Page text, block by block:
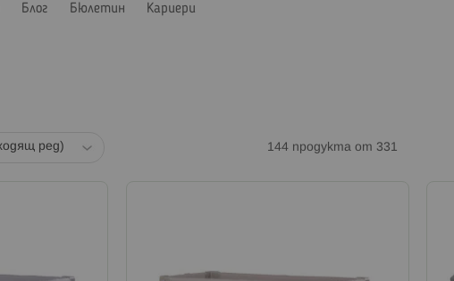
Блог Бюлетин Кариери
144 продукта от 331